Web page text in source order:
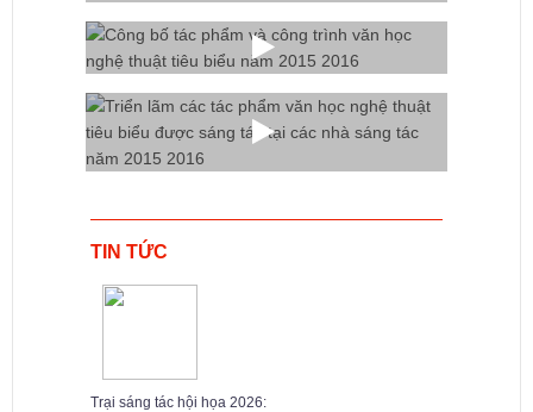
TIN TỨC
Trại sáng tác hội họa 2026: